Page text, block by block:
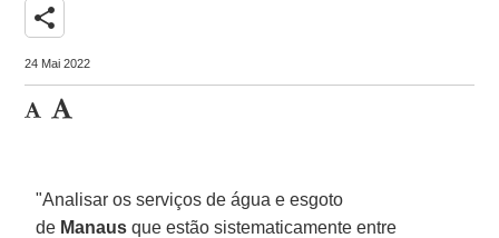
share
24 Mai 2022
"Analisar os serviços de água e esgoto
de Manaus que estão sistematicamente entre